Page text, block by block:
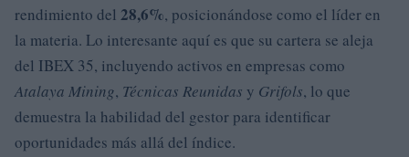
rendimiento del 28,6%, posicionándose como el líder en
la materia. Lo interesante aquí es que su cartera se aleja
del IBEX 35, incluyendo activos en empresas como
Atalaya Mining, Técnicas Reunidas y Grifols, lo que
demuestra la habilidad del gestor para identificar
oportunidades más allá del índice.